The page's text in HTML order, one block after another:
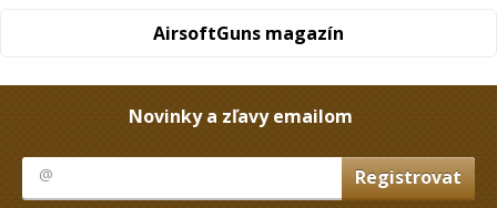
AirsoftGuns magazín
Novinky a zľavy emailom